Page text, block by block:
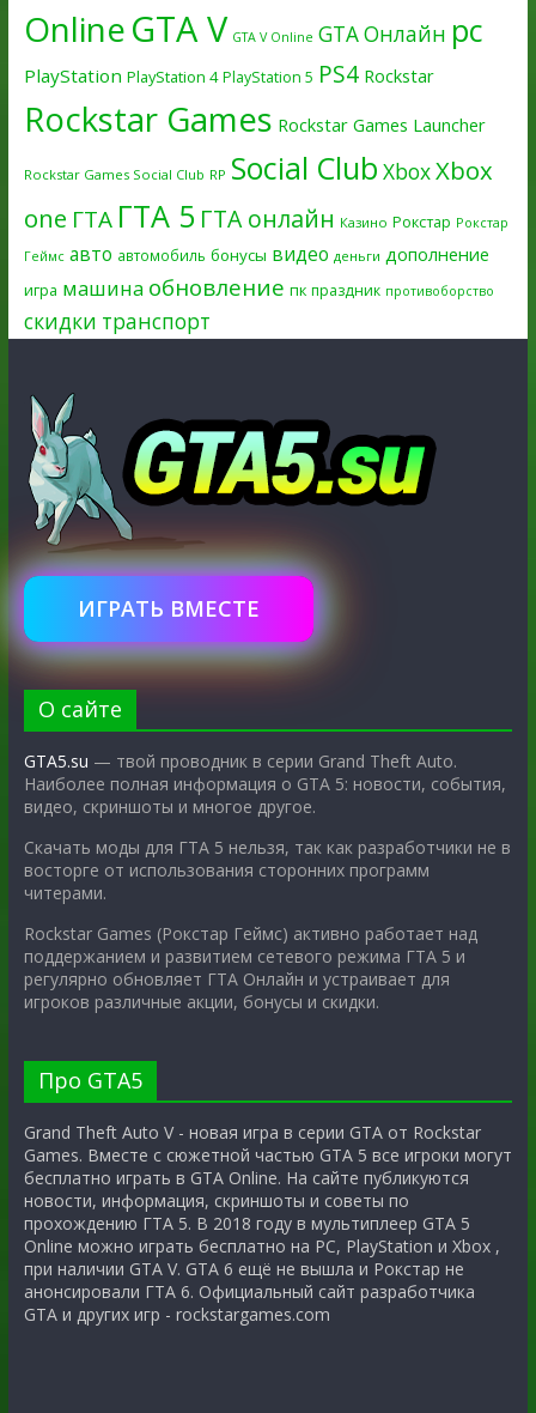
OnlineGTA V GTA V Online GTA Онлайн pc
PlayStation PlayStation 4 PlayStation 5 PS4 Rockstar
Rockstar Games Rockstar Games Launcher
Rockstar Games Social Club RP Social Club XboxXbox
one ГТА ГТА 5 ГТА онлайн Казино Рокстар Рокстар
Геймс авто автомобиль бонусы видео деньги дополнение
игра машина обновление пк праздник противоборство
скидки транспорт
ИГРАТЬ ВМЕСТЕ
О сайте
GTA5.su — твой проводник в серии Grand Theft Auto.
Наиболее полная информация о GTA 5: новости, события,
видео, скриншоты и многое другое.
Скачать моды для ГТА 5 нельзя, так как разработчики не в
восторге от использования сторонних программ
читерами.
Rockstar Games (Рокстар Геймс) активно работает над
поддержанием и развитием сетевого режима ГТА 5 и
регулярно обновляет ГТА Онлайн и устраивает для
игроков различные акции, бонусы и скидки.
Про GTA5
Grand Theft Auto V - новая игра в серии GTA от Rockstar
Games. Вместе с сюжетной частью GTA 5 все игроки могут
бесплатно играть в GTA Online. На сайте публикуются
новости, информация, скриншоты и советы по
прохождению ГТА 5. В 2018 году в мультиплеер GTA 5
Online можно играть бесплатно на PC, PlayStation и Xbox ,
при наличии GTA V. GTA 6 ещё не вышла и Рокстар не
анонсировали ГТА 6. Официальный сайт разработчика
GTA и других игр - rockstargames.com